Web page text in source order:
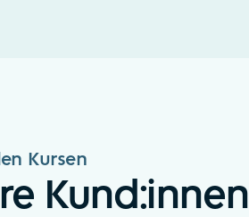
Kursen
Kund:innen